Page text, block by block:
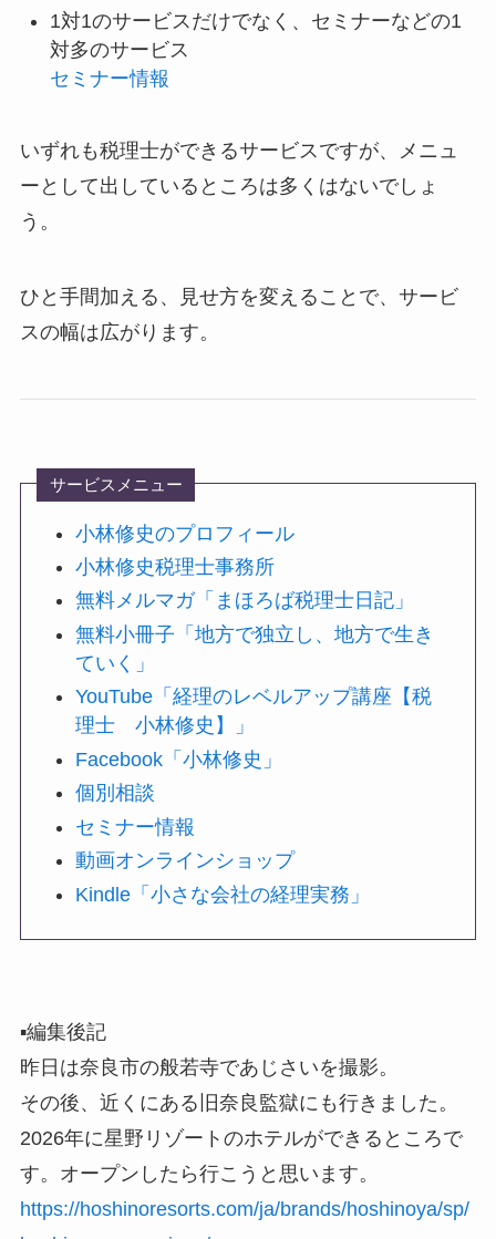
1対1のサービスだけでなく、セミナーなどの1
対多のサービス
セミナー情報
いずれも税理士ができるサービスですが、メニュ
ーとして出しているところは多くはないでしょ
う。
ひと手間加える、見せ方を変えることで、サービ
スの幅は広がります。
サービスメニュー
小林修史のプロフィール
小林修史税理士事務所
無料メルマガ「まほろば税理士日記」
無料小冊子「地方で独立し、地方で生き
ていく」
YouTube「経理のレベルアップ講座【税
理士 小林修史】」
Facebook「小林修史」
個別相談
セミナー情報
動画オンラインショップ
Kindle「小さな会社の経理実務」
▪️編集後記
昨日は奈良市の般若寺であじさいを撮影。
その後、近くにある旧奈良監獄にも行きました。
2026年に星野リゾートのホテルができるところで
す。オープンしたら行こうと思います。
https://hoshinoresorts.com/ja/brands/hoshinoya/sp/